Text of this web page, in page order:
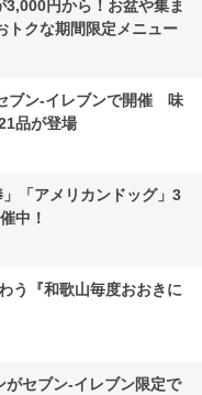
円から！お盆や集ま
トクな期間限定メニュー
ブン-イレブンで開催 味
品が登場
「アメリカンドッグ」3
中！
う『和歌山毎度おおきに
セブン‐イレブン限定で